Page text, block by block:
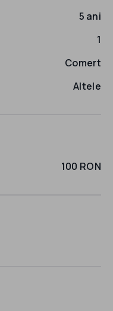
5 ani
1
Comert
Altele
100 RON